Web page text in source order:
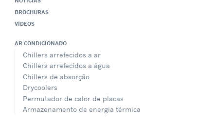
BROCHURAS
VÍDEOS
AR CONDICIONADO
Chillers arrefecidos a ar
Chillers arrefecidos a água
Chillers de absorção
Drycoolers
Permutador de calor de placas
Armazenamento de energia térmica